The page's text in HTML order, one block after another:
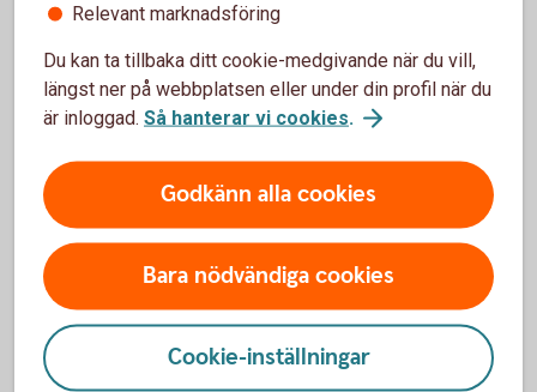
Information om klimatpremie och ansökan
Sälja leasingbil
Ska du sälja din leasingbil? Du kan få en kostnadsfri
värdering och sedan få hjälp att sälja din nuvarande
leasingbil när kontraktet löper ut.
Sälj din
Relevant marknadsföring
Du kan ta tillbaka ditt cookie-medgivande när du vill,
längst ner på webbplatsen eller under din profil när du
är inloggad. Så hanterar vi cookies.
Godkänn alla cookies
Bara nödvändiga cookies
Cookie-inställningar